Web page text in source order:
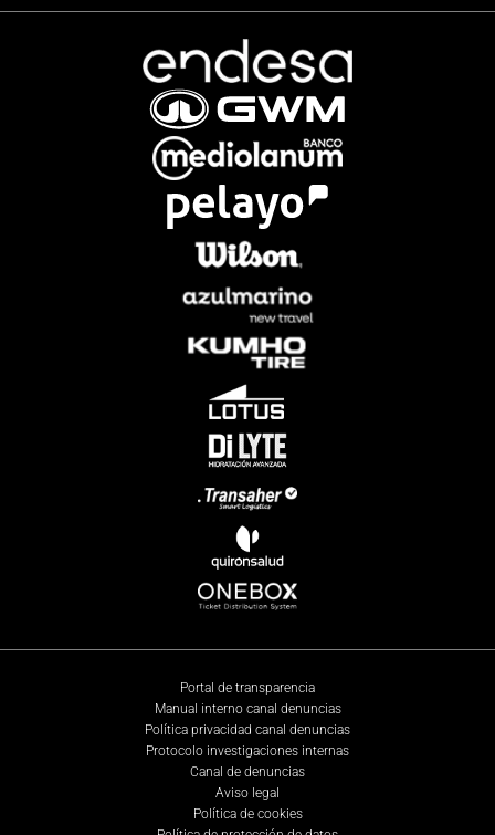
Portal de transparencia
Manual interno canal denuncias
Política privacidad canal denuncias
Protocolo investigaciones internas
Canal de denuncias
Aviso legal
Política de cookies